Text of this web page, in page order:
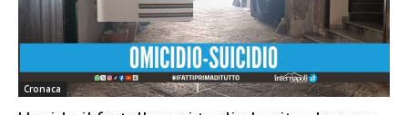
Cronaca